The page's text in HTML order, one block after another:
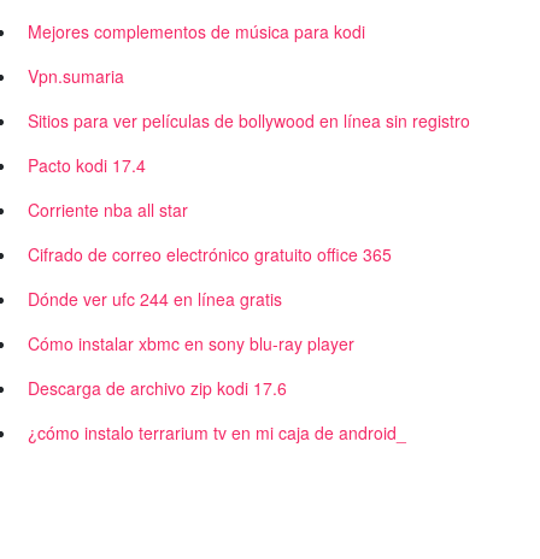
Mejores complementos de música para kodi
Vpn.sumaria
Sitios para ver películas de bollywood en línea sin registro
Pacto kodi 17.4
Corriente nba all star
Cifrado de correo electrónico gratuito office 365
Dónde ver ufc 244 en línea gratis
Cómo instalar xbmc en sony blu-ray player
Descarga de archivo zip kodi 17.6
¿cómo instalo terrarium tv en mi caja de android_